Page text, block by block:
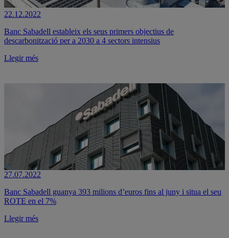
22.12.2022
Banc Sabadell estableix els seus primers objectius de
descarbonització per a 2030 a 4 sectors intensius
Llegir més
27.07.2022
Banc Sabadell guanya 393 milions d’euros fins al juny i situa el seu
ROTE en el 7%
Llegir més